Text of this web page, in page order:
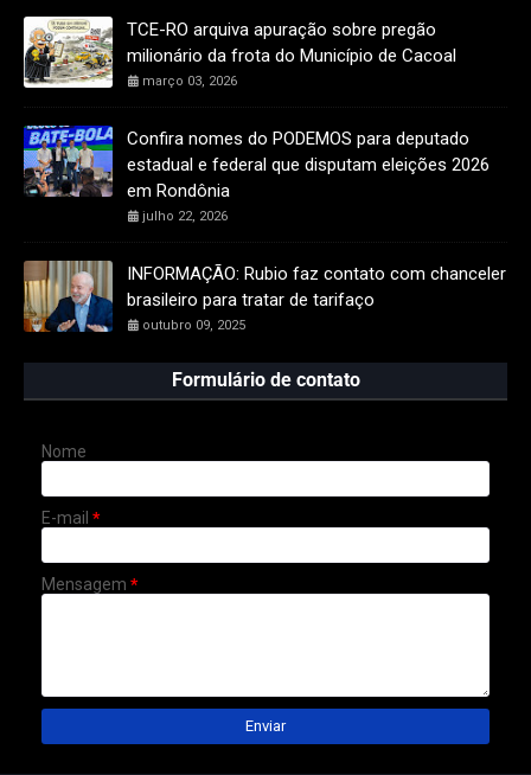
TCE-RO arquiva apuração sobre pregão
milionário da frota do Município de Cacoal
março 03, 2026
Confira nomes do PODEMOS para deputado
estadual e federal que disputam eleições 2026
em Rondônia
julho 22, 2026
INFORMAÇÃO: Rubio faz contato com chanceler
brasileiro para tratar de tarifaço
outubro 09, 2025
Formulário de contato
Nome
E-mail *
Mensagem *